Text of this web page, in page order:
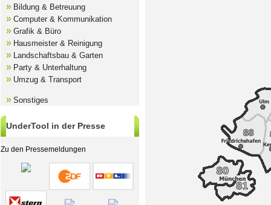
» Bildung & Betreuung
» Computer & Kommunikation
» Grafik & Büro
» Hausmeister & Reinigung
» Landschaftsbau & Garten
» Party & Unterhaltung
» Umzug & Transport
» Sonstiges
UnderTool in der Presse
Zu den Pressemeldungen